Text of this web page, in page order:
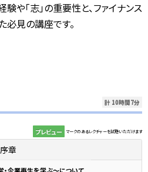
や「志」の重要性と、ファイナンス
見の講座です。
計 10時間7分
プレビュー マークのあるレクチャーを試聴いただけます
章